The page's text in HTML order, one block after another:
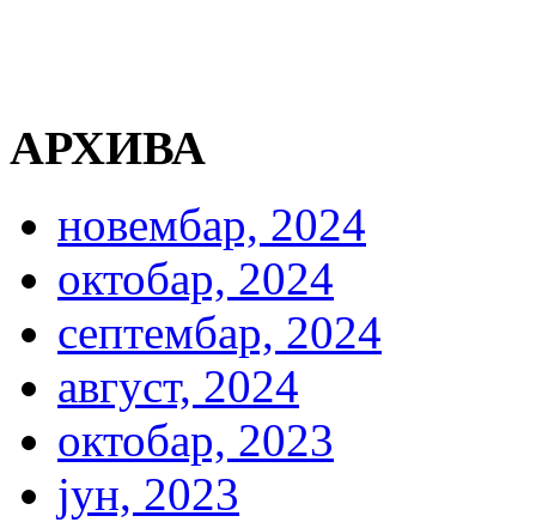
АРХИВА
новембар, 2024
октобар, 2024
септембар, 2024
август, 2024
октобар, 2023
јун, 2023